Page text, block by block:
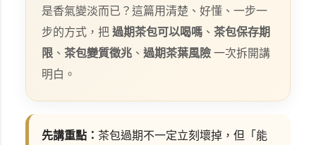
是香氣變淡而已？這篇用清楚、好懂、一步一
步的方式，把 過期茶包可以喝嗎 、 茶包保存期
限 、 茶包變質徵兆 、 過期茶葉風險 一次拆開講
明白。
先講重點： 茶包過期不一定立刻壞掉，但「能